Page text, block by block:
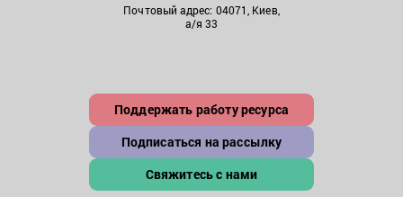
Почтовый адрес: 04071, Киев,
а/я 33
Поддержать работу ресурса
Подписаться на рассылку
Свяжитесь с нами